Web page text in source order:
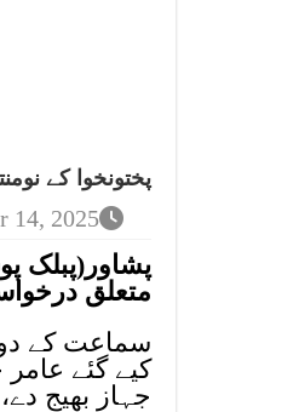
پختونخوا کے
14, 2025
پشاور(پبلک
متعلق
سماعت کے
کیے گئے
جہاز بھیج